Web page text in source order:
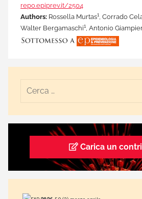
repo.epiprev.it/2504
Authors: Rossella Murtas1 , Corrado
Walter Bergamaschi1 , Antonio
Carica un